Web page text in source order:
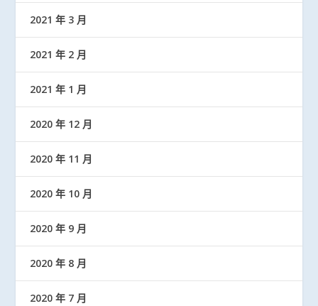
2021 年 3 月
2021 年 2 月
2021 年 1 月
2020 年 12 月
2020 年 11 月
2020 年 10 月
2020 年 9 月
2020 年 8 月
2020 年 7 月